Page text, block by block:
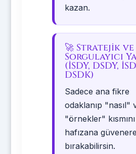
kazan.
🚀 Stratejik ve
Sorgulayıcı
(İSDY, DSDY,
DSDK)
Sadece ana fikre
odaklanıp "nasıl"
"örnekler" kısmını
hafızana
bırakabilirsin.